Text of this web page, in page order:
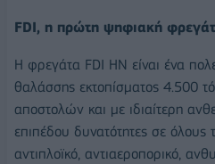
FDI, η πρώτη ψηφιακή
Η φρεγάτα FDI HΝ είναι ένα
θαλάσσης εκτοπίσματος 4.500
αποστολών και με ιδιαίτερη
επιπέδου δυνατότητες σε όλους
αντιπλοϊκό, αντιαεροπορικό,